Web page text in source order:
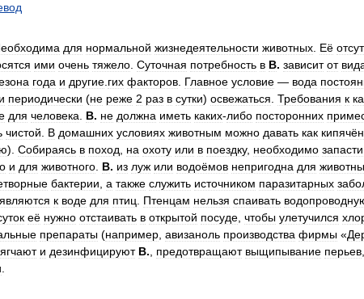
для нормальной жизнедеятельности животных Её
ими очень тяжело Суточная потребность в В. зависит от
года и другие гих факторов Главное условие — вода
и периодически (не реже 2 раз в сутки) освежаться Требования к
для человека В. не должна иметь каких-либо посторонних
чистой В домашних условиях животным можно давать как
). Собираясь в поход на охоту или в поездку, необходимо запасти
и для животного В. из луж или водоёмов непригодна для
бактерии а также служить источником паразитарных
к воде для птиц Птенцам нельзя спаивать
её нужно отстаивать в открытой посуде чтобы улетучился
препараты (например авизаноль производства фирмы «
и дезинфицируют В. предотвращают выщипывание перьев